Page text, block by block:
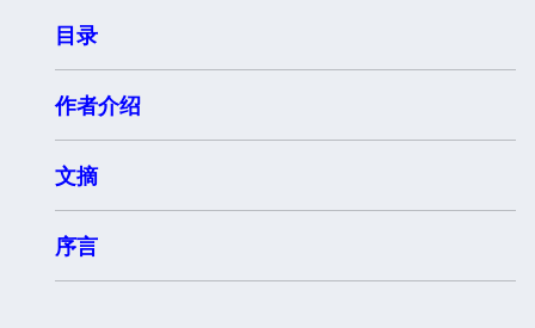
目录
作者介绍
文摘
序言